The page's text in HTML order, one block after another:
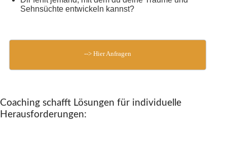
Sehnsüchte entwickeln kannst?
--> Hier Anfragen
Coaching schafft Lösungen für individuelle
Herausforderungen: